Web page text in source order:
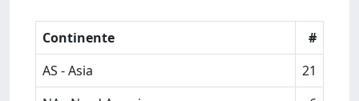
Continente
#
AS - Asia
21